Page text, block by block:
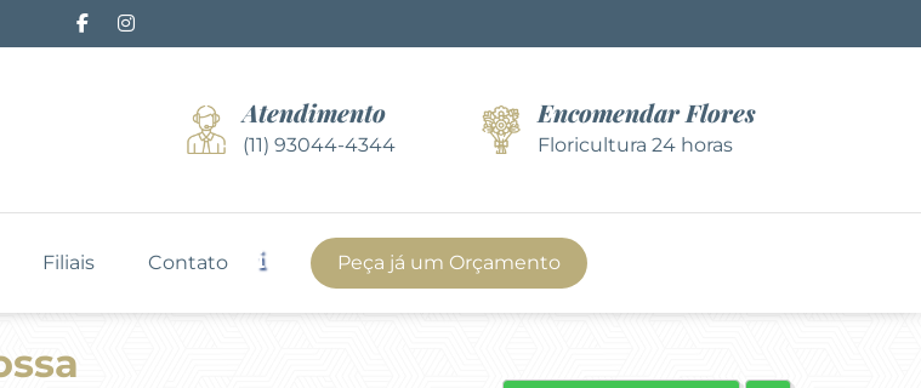
Atendimento
(11) 93044-4344
Encomendar Flores
Floricultura 24 horas
Filiais Contato Peça já um Orçamento